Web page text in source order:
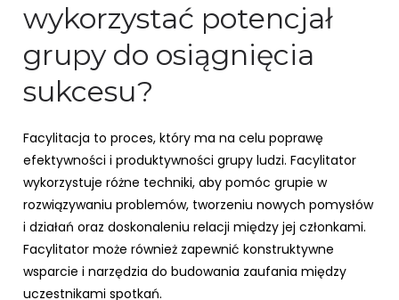
wykorzystać potencjał
grupy do osiągnięcia
sukcesu?
Facylitacja to proces, który ma na celu poprawę
efektywności i produktywności grupy ludzi. Facylitator
wykorzystuje różne techniki, aby pomóc grupie w
rozwiązywaniu problemów, tworzeniu nowych pomysłów
i działań oraz doskonaleniu relacji między jej członkami.
Facylitator może również zapewnić konstruktywne
wsparcie i narzędzia do budowania zaufania między
uczestnikami spotkań.